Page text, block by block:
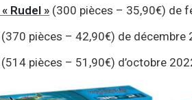
Rudel » (300 pièces – 35,90€) de
(370 pièces – 42,90€) de décembre
(514 pièces – 51,90€) d’octobre